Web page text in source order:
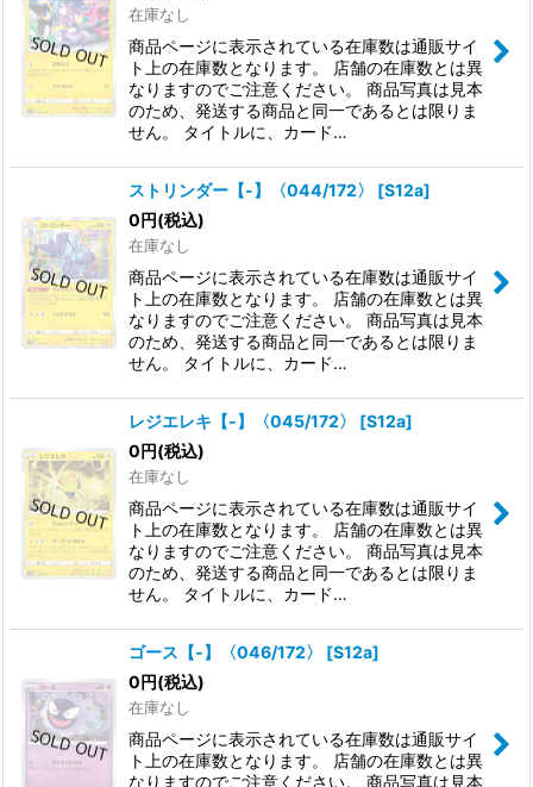
在庫なし
商品ページに表示されている在庫数は通販サイ
ト上の在庫数となります。 店舗の在庫数とは異
なりますのでご注意ください。 商品写真は見本
のため、発送する商品と同一であるとは限りま
せん。 タイトルに、カード…
ストリンダー【-】〈044/172〉 [S12a]
0円(税込)
在庫なし
商品ページに表示されている在庫数は通販サイ
ト上の在庫数となります。 店舗の在庫数とは異
なりますのでご注意ください。 商品写真は見本
のため、発送する商品と同一であるとは限りま
せん。 タイトルに、カード…
レジエレキ【-】〈045/172〉 [S12a]
0円(税込)
在庫なし
商品ページに表示されている在庫数は通販サイ
ト上の在庫数となります。 店舗の在庫数とは異
なりますのでご注意ください。 商品写真は見本
のため、発送する商品と同一であるとは限りま
せん。 タイトルに、カード…
ゴース【-】〈046/172〉 [S12a]
0円(税込)
在庫なし
商品ページに表示されている在庫数は通販サイ
ト上の在庫数となります。 店舗の在庫数とは異
なりますのでご注意ください。 商品写真は見本